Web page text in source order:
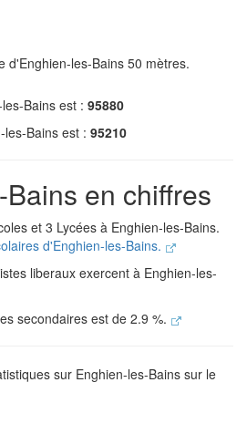
d'Enghien-les-Bains 50 mètres.
Bains est : 95880
les-Bains est : 95210
en chiffres
et 3 Lycées à Enghien-les-Bains.
d'Enghien-les-Bains.
liberaux exercent à Enghien-les-
secondaires est de 2.9 %.
sur Enghien-les-Bains sur le